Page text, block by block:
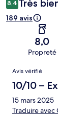
8,4 Très
189 avis
8,0
Propreté
Avis
Avis vérifié
10/10 –
15 mars 2025
Traduire avec